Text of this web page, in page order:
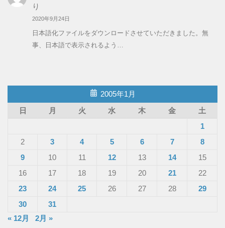
り
2020年9月24日
日本語化ファイルをダウンロードさせていただきました。無
事、日本語で表示されるよう…
2005年1月
日
月 火 水 木 金
土
1
2
3 4 5 6 7
8
9
10 11 12 13 14
15
16
17 18 19 20 21
22
23
24 25 26 27 28
29
30
31
« 12月
2月 »